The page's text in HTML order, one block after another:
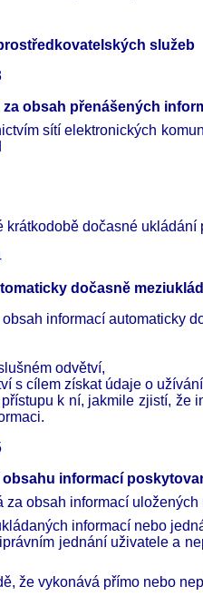
služeb
obsah přenášených
sítí elektronických
dočasné ukládání
dočasně
informací automaticky
odvětví,
s cílem získat údaje o
k ní, jakmile zjistí, že
informací
obsah informací
informací nebo
jednání uživatele a
že vykonává přímo nebo